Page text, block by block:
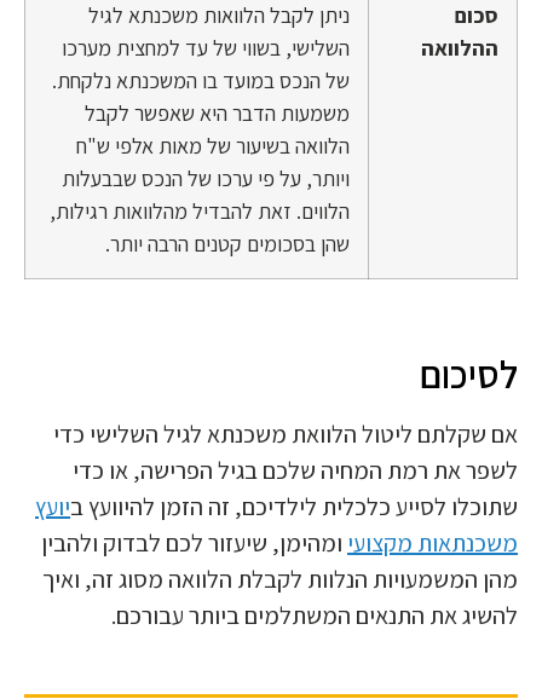
סכום
ההלוואה
ניתן לקבל הלוואות משכנתא לגיל
השלישי, בשווי של עד למחצית מערכו
של הנכס במועד בו המשכנתא נלקחת.
משמעות הדבר היא שאפשר לקבל
הלוואה בשיעור של מאות אלפי ש"ח
ויותר, על פי ערכו של הנכס שבבעלות
הלווים. זאת להבדיל מהלוואות רגילות,
שהן בסכומים קטנים הרבה יותר.
לסיכום
אם שקלתם ליטול הלוואת משכנתא לגיל השלישי כדי
לשפר את רמת המחיה שלכם בגיל הפרישה, או כדי
שתוכלו לסייע כלכלית לילדיכם, זה הזמן להיוועץ ביועץ
משכנתאות מקצועיומהימן, שיעזור לכם לבדוק ולהבין
מהן המשמעויות הנלוות לקבלת הלוואה מסוג זה, ואיך
להשיג את התנאים המשתלמים ביותר עבורכם.